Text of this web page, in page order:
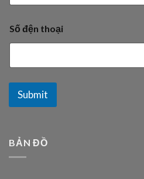
Số đện thoại
Submit
BẢN ĐỒ